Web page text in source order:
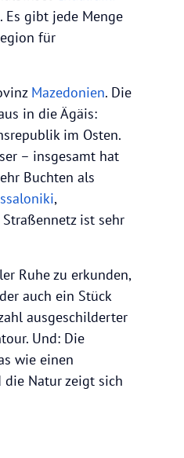
Es gibt jede Menge
für
Mazedonien. Die
in die Ägäis:
im Osten.
– insgesamt hat
Buchten als
,
ist sehr
Ruhe zu erkunden,
auch ein Stück
ausgeschilderter
Und: Die
wie einen
Natur zeigt sich